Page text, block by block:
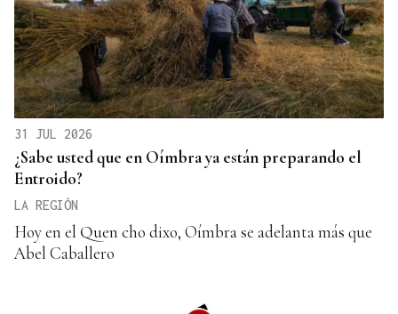
31 JUL 2026
¿Sabe usted que en Oímbra ya están preparando el
Entroido?
LA REGIÓN
Hoy en el Quen cho dixo, Oímbra se adelanta más que
Abel Caballero